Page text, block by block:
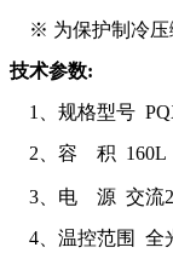
※ 为保护制冷压
技术参数:
1、规格型号
2、容 积 160L
3、电 源 交流
4、温控范围 全